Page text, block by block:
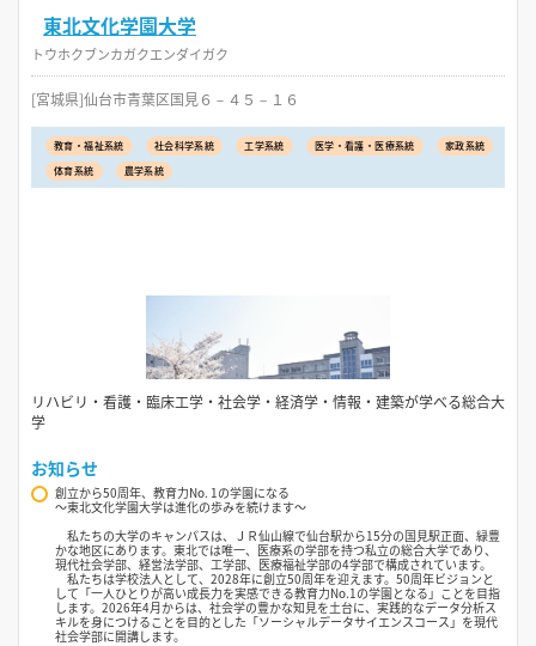
東北文化学園大学
トウホクブンカガクエンダイガク
[宮城県]仙台市青葉区国見６－４５－１６
教育・福祉系統 社会科学系統 工学系統 医学・看護・医療系統
家政系統
体育系統
農学系統
リハビリ・看護・臨床工学・社会学・経済学・情報・建築が学べる総合大
学
お知らせ
創立から50周年、教育力No. 1の学園になる
〜東北文化学園大学は進化の歩みを続けます〜
私たちの大学のキャンパスは、ＪＲ仙山線で仙台駅から15分の国見駅正面、緑豊
かな地区にあります。東北では唯一、医療系の学部を持つ私立の総合大学であり、
現代社会学部、経営法学部、工学部、医療福祉学部の4学部で構成されています。
私たちは学校法人として、2028年に創立50周年を迎えます。50周年ビジョンと
して「一人ひとりが高い成長力を実感できる教育力No.1の学園となる」ことを目指
します。2026年4月からは、社会学の豊かな知見を土台に、実践的なデータ分析ス
キルを身につけることを目的とした「ソーシャルデータサイエンスコース」を現代
社会学部に開講します。